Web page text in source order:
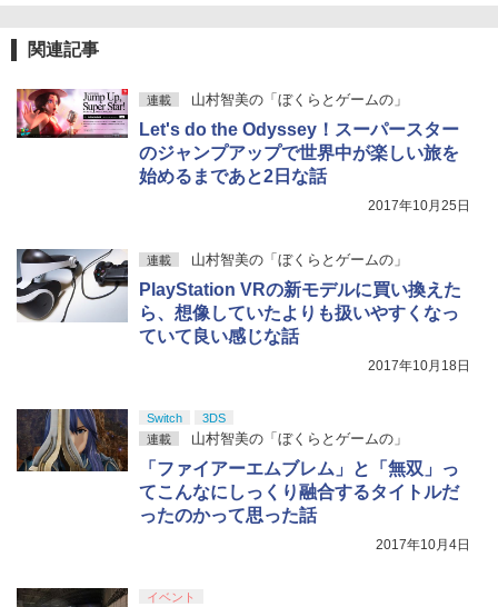
関連記事
連載 山村智美の「ぼくらとゲームの」
Let's do the Odyssey！スーパースター
のジャンプアップで世界中が楽しい旅を
始めるまであと2日な話
2017年10月25日
連載 山村智美の「ぼくらとゲームの」
PlayStation VRの新モデルに買い換えた
ら、想像していたよりも扱いやすくなっ
ていて良い感じな話
2017年10月18日
Switch
3DS
連載
山村智美の「ぼくらとゲームの」
「ファイアーエムブレム」と「無双」っ
てこんなにしっくり融合するタイトルだ
ったのかって思った話
2017年10月4日
イベント